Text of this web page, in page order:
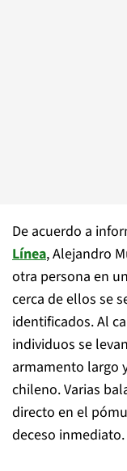
De acuerdo a
Línea, Alejandro
otra persona en
cerca de ellos se
identificados. Al
individuos se
armamento largo
chileno. Varias
directo en el
deceso inmediato.